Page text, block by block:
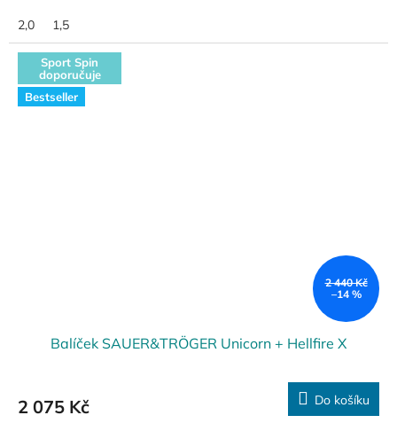
2,0 1,5
Sport Spin
doporučuje
Bestseller
2 440 Kč
–14 %
Balíček SAUER&TRÖGER Unicorn + Hellfire X
2 075 Kč Do košíku